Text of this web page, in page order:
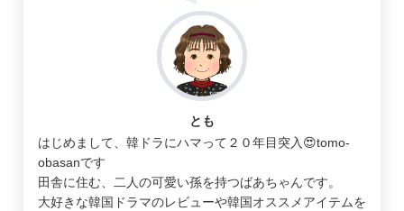
とも
はじめまして、韓ドラにハマって２０年目突入😍tomo-
obasanです
田舎に住む、二人の可愛い孫を持つばあちゃんです。
大好きな韓国ドラマのレビューや韓国オススメアイテムを